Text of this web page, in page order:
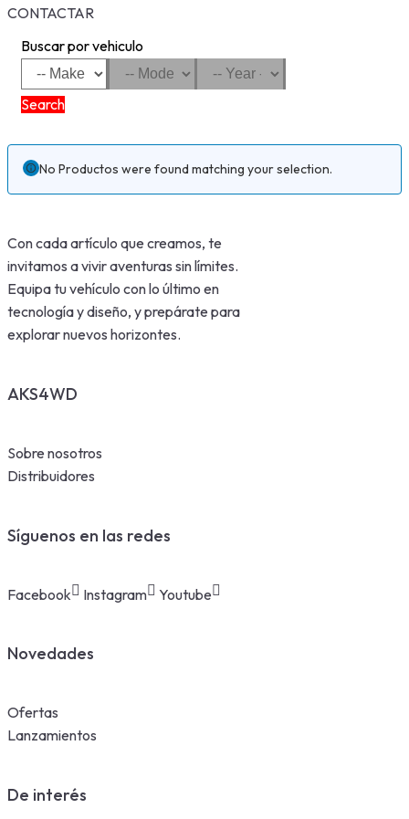
CONTACTAR
Buscar por vehiculo
Search
No Productos were found matching your selection.
Con cada artículo que creamos, te
invitamos a vivir aventuras sin límites.
Equipa tu vehículo con lo último en
tecnología y diseño, y prepárate para
explorar nuevos horizontes.
AKS4WD
Sobre nosotros
Distribuidores
Síguenos en las redes
Facebook Instagram Youtube
Novedades
Ofertas
Lanzamientos
De interés